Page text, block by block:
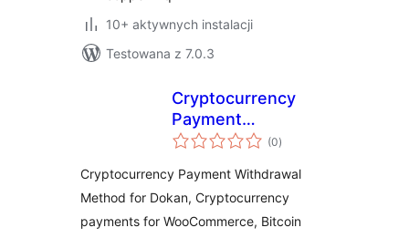
10+ aktywnych instalacji
Testowana z 7.0.3
Cryptocurrency
Payment
Withdrawal Method
CryptoPay
(0wszystkich
ocen
)
Cryptocurrency Payment Withdrawal
Method for Dokan, Cryptocurrency
payments for WooCommerce, Bitcoin